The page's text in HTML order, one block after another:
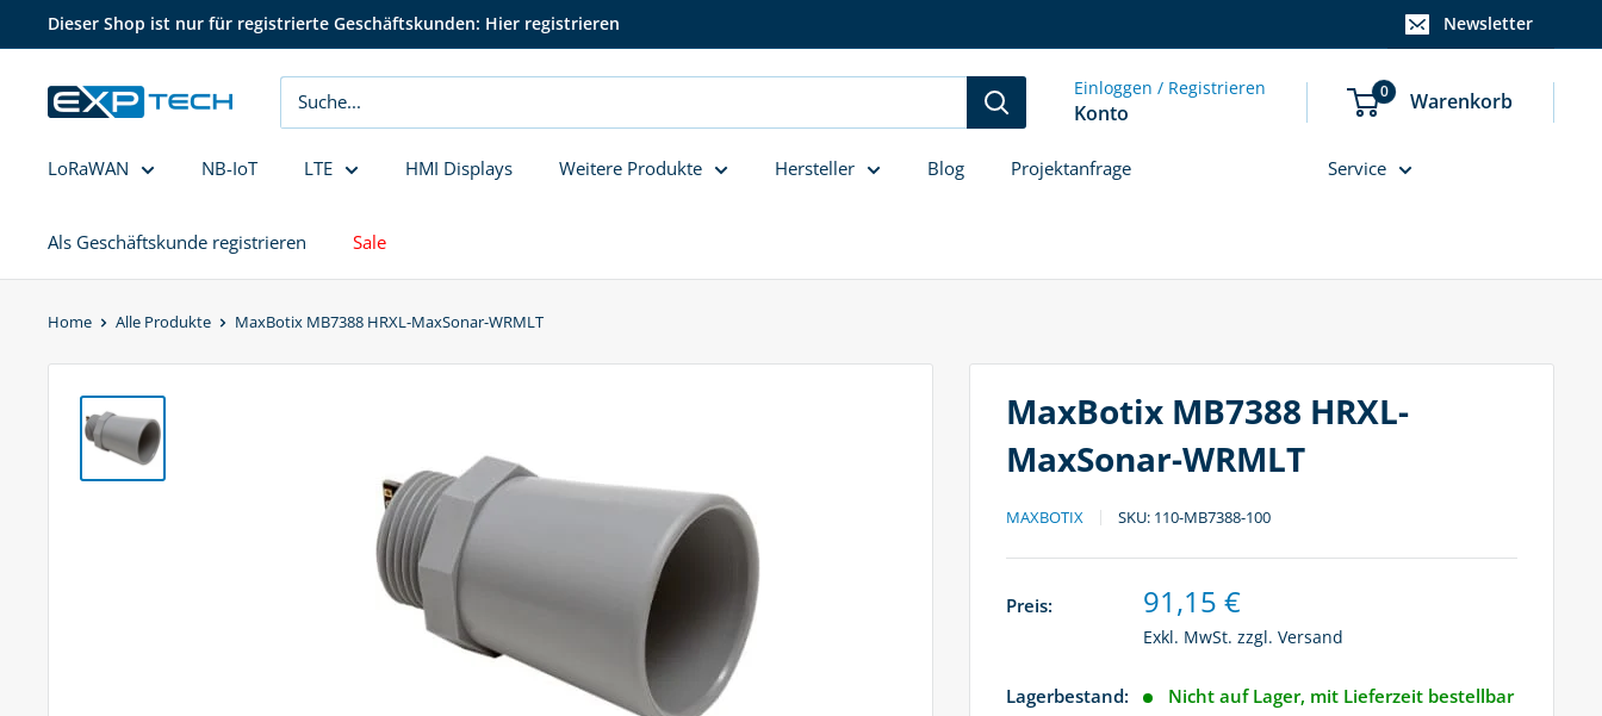
zum
Dieser Shop ist nur für registrierte Geschäftskunden: Hier registrieren Newsletter
EXP
Einloggen / Registrieren
Konto
0 Warenkorb
LoRaWAN NB-IoT LTE HMI Displays Weitere Produkte Hersteller Blog Projektanfrage
Als Geschäftskunde registrieren Sale
Service
Home Alle Produkte MaxBotix MB7388 HRXL-MaxSonar-WRMLT
MaxBotix MB7388 HRXL-
MaxSonar-WRMLT
MAXBOTIX SKU: 110-MB7388-100
Preis: Sonderpreis
91,15 €
Exkl. MwSt. zzgl.Versand
Lagerbestand: Nicht auf Lager, mit Lieferzeit bestellbar